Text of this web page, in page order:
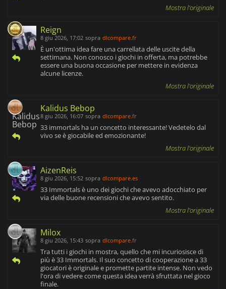
Mostra l'originale
Reign
8 giu 2026, 17:02 sopra dlcompare.fr
È un'ottima idea fare una carrellata delle uscite della
settimana. Non conosco i giochi in offerta, ma potrebbe
essere una buona occasione per mettere in evidenza
alcune licenze.
Mostra l'originale
Kalidus Bebop
8 giu 2026, 16:07 sopra dlcompare.fr
33 immortals ha un concetto interessante! Vedetelo dal
vivo se è giocabile ed emozionante!
Mostra l'originale
AizenReis
8 giu 2026, 15:52 sopra dlcompare.es
33 Immortals è uno dei giochi che avevo adocchiato per
via delle buone recensioni che avevo sentito.
Mostra l'originale
Milox
8 giu 2026, 15:43 sopra dlcompare.fr
Tra tutti i giochi in mostra, quello che mi incuriosisce di
più è 33 Immortals. Il suo concetto di cooperazione a 33
giocatori è originale e promette partite intense. Non vedo
l'ora di vedere come questa idea verrà sfruttata nel gioco
finale.